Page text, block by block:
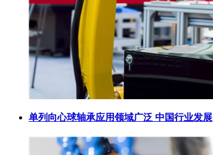
单列向心球轴承应用领域广泛 中国行业发展